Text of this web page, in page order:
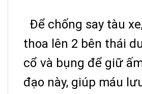
Để chống say tàu
thoa lên 2 bên thái
cổ và bụng để giữ
đạo này, giúp máu